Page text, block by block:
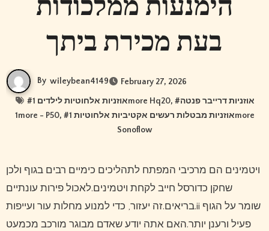
בעת מכירת ביתך
By wileybean4149 February 27, 2026
# אוזניות אלחוטיות לילדים 1more Hq20, #אוזניות דרייבר פנטה
1more - P50, #אוזניות מבטלות רעשים אקטיביות אלחוטיות 1more
Sonoflow
ויטמינים הם מרכיבי המפתח לתהליכים כימיים רבים בגוף ולכן
שחקן כדורסל חייב לקחת ויטמינים.לאכול פירות עונתיים
בריאים.זה יעזור, כדי למנוע מחלות עור ועייפות.ii שומר על הגוף
פעיל ורענן יותר.האם אתה יודע שאדם מבוגר מורכב מכמעט